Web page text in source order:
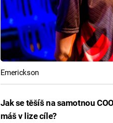
Emerickson
Jak se těšíš na samotnou
máš v lize cíle?